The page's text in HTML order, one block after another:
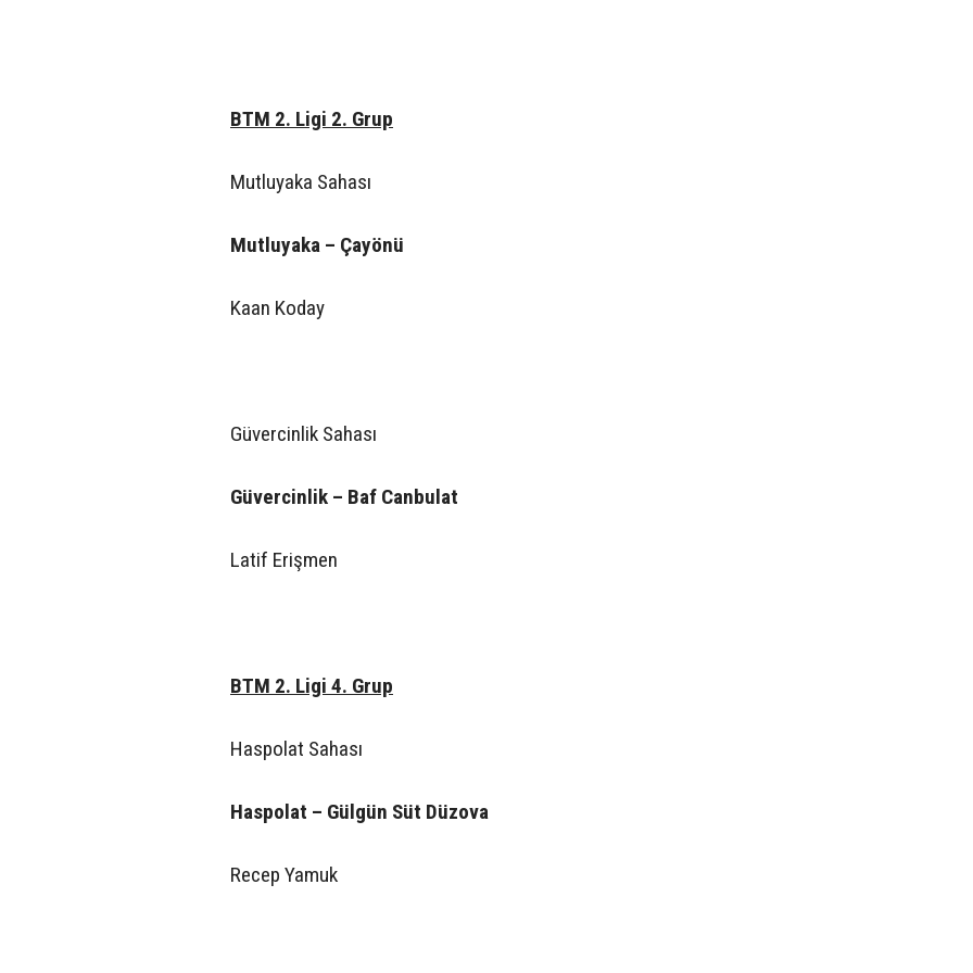
BTM 2. Ligi 2. Grup
Mutluyaka Sahası
Mutluyaka – Çayönü
Kaan Koday
Güvercinlik Sahası
Güvercinlik – Baf Canbulat
Latif Erişmen
BTM 2. Ligi 4. Grup
Haspolat Sahası
Haspolat – Gülgün Süt Düzova
Recep Yamuk